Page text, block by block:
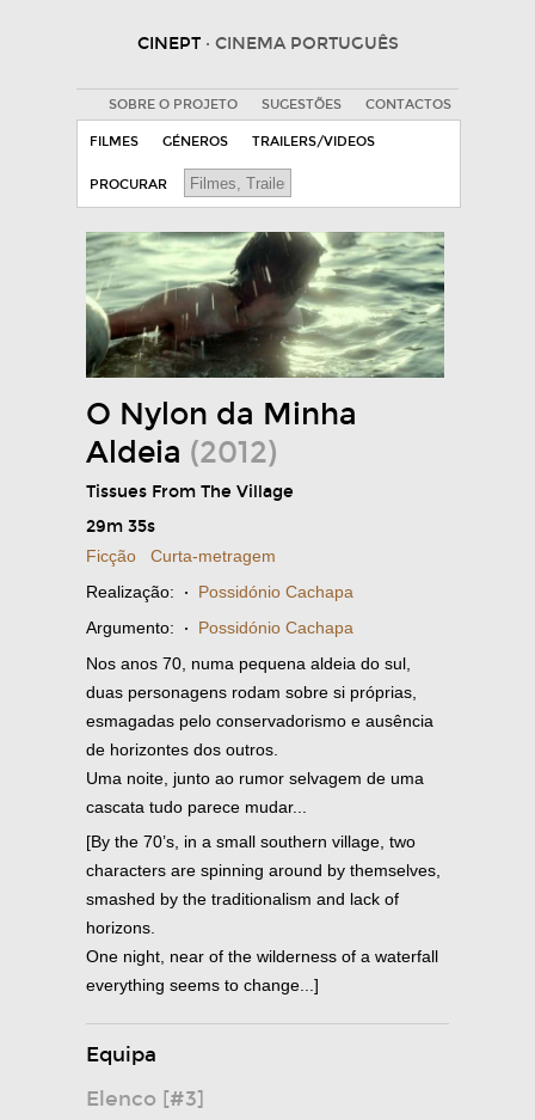
CINEPT · CINEMA PORTUGUÊS
SOBRE O PROJETO SUGESTÕES CONTACTOS
FILMES GÉNEROS TRAILERS/VIDEOS
PROCURAR
O Nylon da Minha
Aldeia (2012)
Tissues From The Village
29m 35s
Ficção
Curta-metragem
Realização: · Possidónio Cachapa
Argumento: · Possidónio Cachapa
Nos anos 70, numa pequena aldeia do sul,
duas personagens rodam sobre si próprias,
esmagadas pelo conservadorismo e ausência
de horizontes dos outros.
Uma noite, junto ao rumor selvagem de uma
cascata tudo parece mudar...
[By the 70’s, in a small southern village, two
characters are spinning around by themselves,
smashed by the traditionalism and lack of
horizons.
One night, near of the wilderness of a waterfall
everything seems to change...]
Equipa
Elenco [#3]